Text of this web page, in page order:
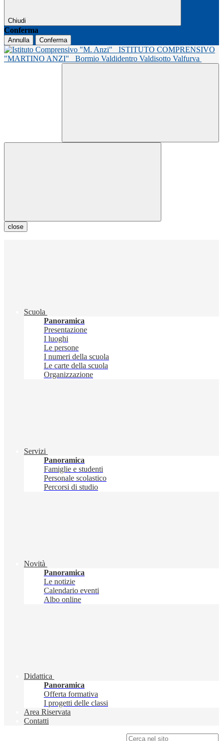
Chiudi
Conferma
Annulla Conferma
ISTITUTO COMPRENSIVO
"MARTINO ANZI"
Bormio Valdidentro Valdisotto Valfurva
close
Scuola
Panoramica
Presentazione
I luoghi
Le persone
I numeri della scuola
Le carte della scuola
Organizzazione
Servizi
Panoramica
Famiglie e studenti
Personale scolastico
Percorsi di studio
Novità
Panoramica
Le notizie
Calendario eventi
Albo online
Didattica
Panoramica
Offerta formativa
I progetti delle classi
Area Riservata
Contatti